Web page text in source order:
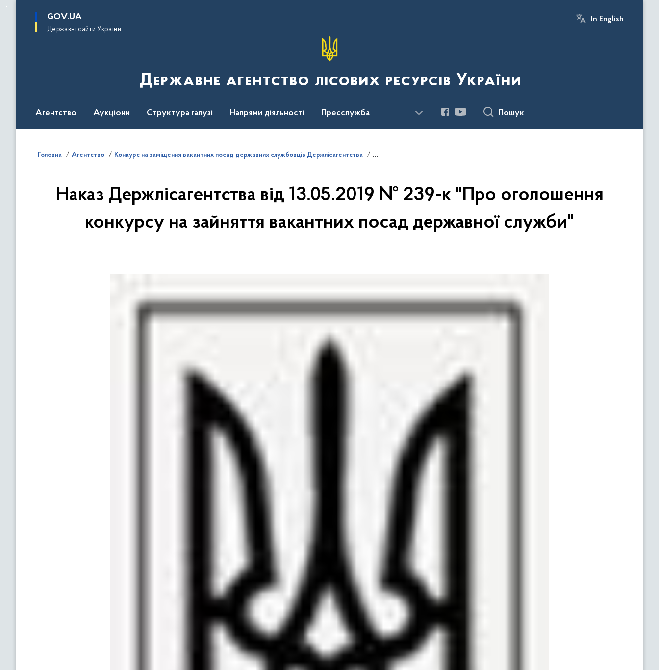
основного
GOV.UA
Державні сайти України
In English
Державне агентство лісових ресурсів України
Агентство Аукціони Структура галузі Напрями діяльності Пресслужба Пошук
Головна Агентство Конкурс на заміщення вакантних посад державних службовців Держлісагентства
Наказ Держлісагентства від 13.05.2019 № 239-к "Про оголошення
конкурсу на зайняття вакантних посад державної служби"